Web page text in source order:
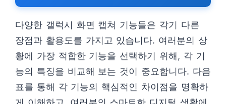
다양한 갤럭시 화면 캡쳐 기능들은 각기 다른
장점과 활용도를 가지고 있습니다. 여러분의 상
황에 가장 적합한 기능을 선택하기 위해, 각 기
능의 특징을 비교해 보는 것이 중요합니다. 다음
표를 통해 각 기능의 핵심적인 차이점을 명확하